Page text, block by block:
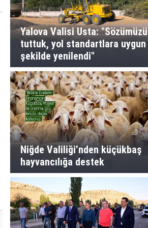
Yalova Valisi Usta: "Sözümüzü
tuttuk, yol standartlara uygun
şekilde yenilendi"
Niğde Valiliği’nden küçükbaş
hayvancılığa destek